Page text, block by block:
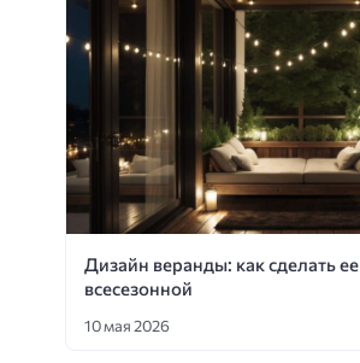
Дизайн веранды: как сделать ее
всесезонной
10 мая 2026